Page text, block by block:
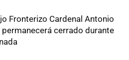
Fronterizo Cardenal Antonio
permanecerá cerrado durante